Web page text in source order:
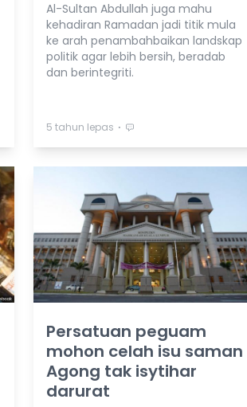
Al-Sultan Abdullah juga mahu
kehadiran Ramadan jadi titik mula
ke arah penambahbaikan landskap
politik agar lebih bersih, beradab
dan berintegriti.
5 tahun lepas ⋅
Persatuan peguam
mohon celah isu saman
Agong tak isytihar
darurat